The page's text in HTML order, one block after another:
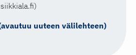
uuteen välilehteen)